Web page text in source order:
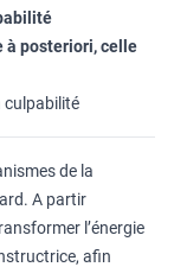
à posteriori, celle
culpabilité
de la
A partir
l’énergie
afin